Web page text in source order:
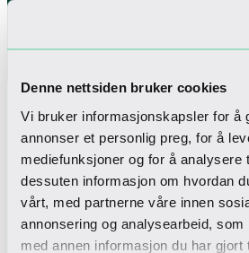
Denne nettsiden bruker cookies
Vi bruker informasjonskapsler for å
annonser et personlig preg, for å
mediefunksjoner og for å analysere
dessuten informasjon om hvordan
vårt, med partnerne våre innen
annonsering og analysearbeid,
med annen informasjon du har gjort
Sjekk inn til
Vårt
Få unike